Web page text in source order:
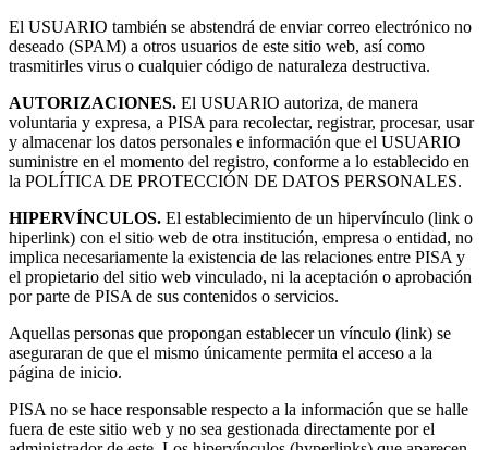
El USUARIO también se abstendrá de enviar correo electrónico no
deseado (SPAM) a otros usuarios de este sitio web, así como
trasmitirles virus o cualquier código de naturaleza destructiva.
AUTORIZACIONES. El USUARIO autoriza, de manera
voluntaria y expresa, a PISA para recolectar, registrar, procesar, usar
y almacenar los datos personales e información que el USUARIO
suministre en el momento del registro, conforme a lo establecido en
la POLÍTICA DE PROTECCIÓN DE DATOS PERSONALES.
HIPERVÍNCULOS. El establecimiento de un hipervínculo (link o
hiperlink) con el sitio web de otra institución, empresa o entidad, no
implica necesariamente la existencia de las relaciones entre PISA y
el propietario del sitio web vinculado, ni la aceptación o aprobación
por parte de PISA de sus contenidos o servicios.
Aquellas personas que propongan establecer un vínculo (link) se
aseguraran de que el mismo únicamente permita el acceso a la
página de inicio.
PISA no se hace responsable respecto a la información que se halle
fuera de este sitio web y no sea gestionada directamente por el